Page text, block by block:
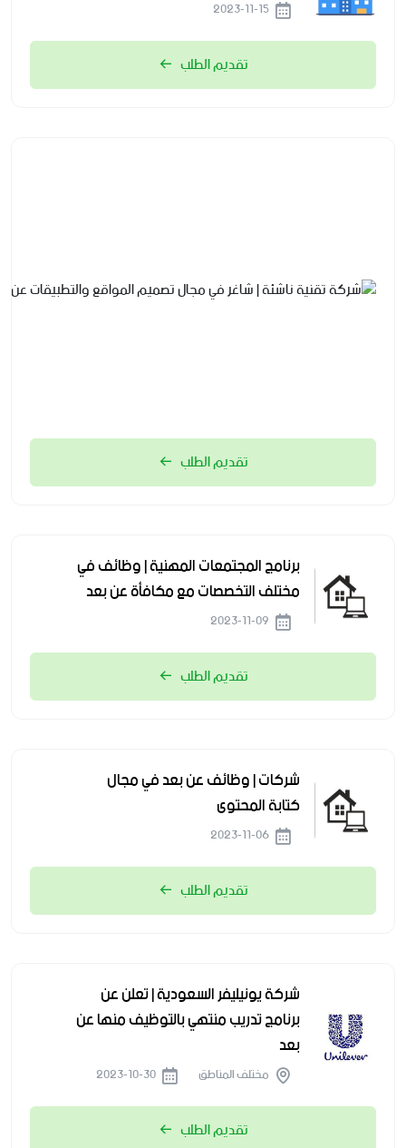
تقديم الطلب
تقديم الطلب
برنامج المجتمعات المهنية | وظائف في
مختلف التخصصات مع مكافأة عن بعد
تقديم الطلب
شركات | وظائف عن بعد في مجال
كتابة المحتوى
تقديم الطلب
شركة يونيليفر السعودية | تعلن عن
برنامج تدريب منتهي بالتوظيف منها عن
بعد
مختلف المناطق
تقديم الطلب